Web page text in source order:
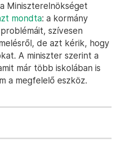
Miniszterelnökséget
mondta: a kormány
szívesen
de azt kérik, hogy
A miniszter szerint a
már több iskolában is
a megfelelő eszköz.